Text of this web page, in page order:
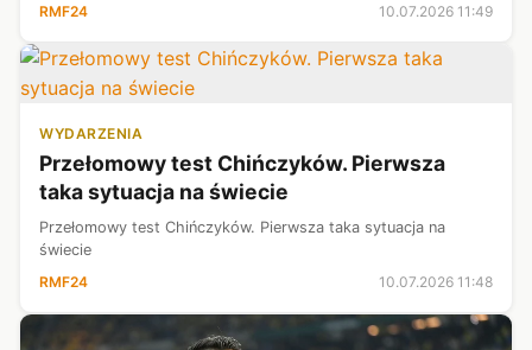
RMF24
10.07.2026 11:49
WYDARZENIA
Przełomowy test Chińczyków. Pierwsza
taka sytuacja na świecie
Przełomowy test Chińczyków. Pierwsza taka sytuacja na
świecie
RMF24
10.07.2026 11:48